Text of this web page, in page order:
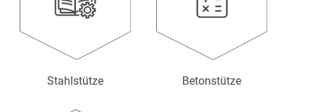
Stahlstütze Betonstütze